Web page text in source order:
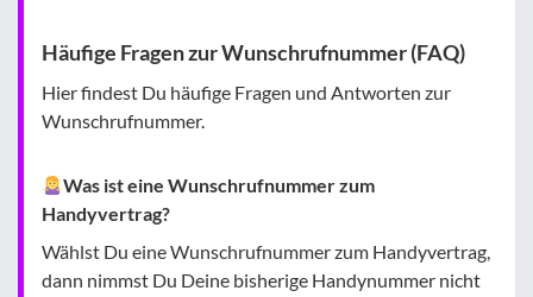
Häufige Fragen zur Wunschrufnummer (FAQ)
Hier findest Du häufige Fragen und Antworten zur
Wunschrufnummer.
Was ist eine Wunschrufnummer zum
Handyvertrag?
Wählst Du eine Wunschrufnummer zum Handyvertrag,
dann nimmst Du Deine bisherige Handynummer nicht